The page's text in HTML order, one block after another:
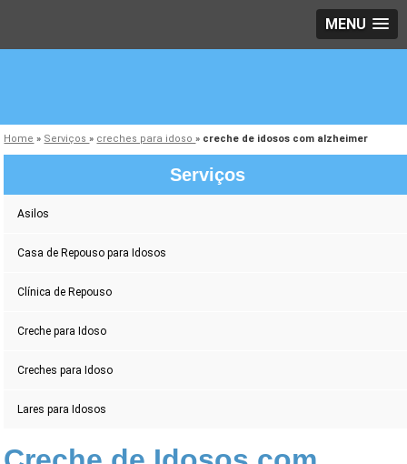
MENU
Home » Serviços» creches para idoso» creche de idosos com alzheimer
Serviços
Asilos
Casa de Repouso para Idosos
Clínica de Repouso
Creche para Idoso
Creches para Idoso
Lares para Idosos